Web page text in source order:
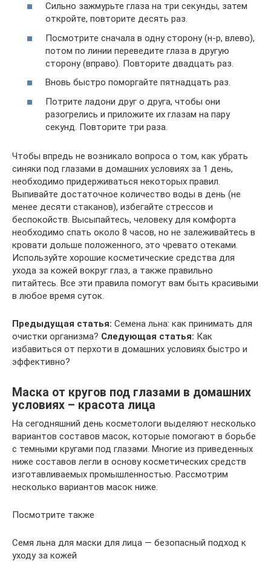
Сильно зажмурьте глаза на три секунды, затем
откройте, повторите десять раз.
Посмотрите сначала в одну сторону (н-р, влево),
потом по линии переведите глаза в другую
сторону (вправо). Повторите двадцать раз.
Вновь быстро поморгайте пятнадцать раз.
Потрите ладони друг о друга, чтобы они
разогрелись и приложите их глазам на пару
секунд. Повторите три раза.
Чтобы впредь не возникало вопроса о том, как убрать
синяки под глазами в домашних условиях за 1 день,
необходимо придерживаться некоторых правил.
Выпивайте достаточное количество воды в день (не
менее десяти стаканов), избегайте стрессов и
беспокойств. Высыпайтесь, человеку для комфорта
необходимо спать около 8 часов, но не залеживайтесь в
кровати дольше положенного, это чревато отеками.
Используйте хорошие косметические средства для
ухода за кожей вокруг глаз, а также правильно
питайтесь. Все эти правила помогут вам быть красивыми
в любое время суток.
Предыдущая статья: Семена льна: как принимать для
очистки организма? Следующая статья: Как
избавиться от перхоти в домашних условиях быстро и
эффективно?
Маска от кругов под глазами в домашних
условиях – красота лица
На сегодняшний день косметологи выделяют несколько
вариантов составов масок, которые помогают в борьбе
с темными кругами под глазами. Многие из приведенных
ниже составов легли в основу косметических средств
изготавливаемых промышленностью. Рассмотрим
несколько вариантов масок ниже.
Посмотрите также
Семя льна для маски для лица — безопасный подход к
уходу за кожей